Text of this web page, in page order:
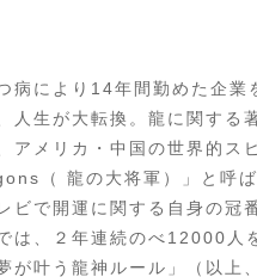
こと
ール
病により14年間勤めた企
人生が大転換。龍に関す
アメリカ・中国の世界的ス
（ 龍の大将軍）」と呼ば
ビで開運に関する自身の
は、２年連続のべ12000人
が叶う龍神ルール」（以上